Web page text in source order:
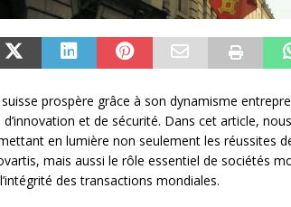
suisse prospère grâce à son dynamisme
d’innovation et de sécurité. Dans cet article,
en lumière non seulement les réussites
mais aussi le rôle essentiel de sociétés
des transactions mondiales.